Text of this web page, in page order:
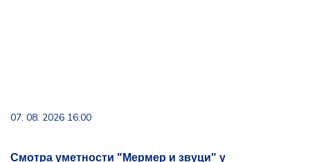
07. 08. 2026 16:00
Смотра уметности "Мермер и звуци" у